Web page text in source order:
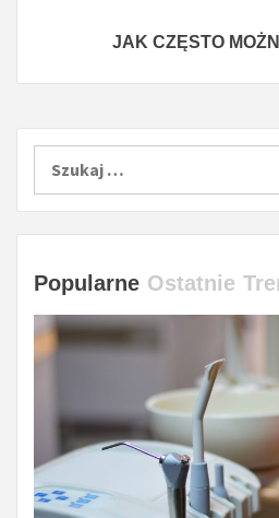
JAK CZĘSTO
Popularne Ostatnie